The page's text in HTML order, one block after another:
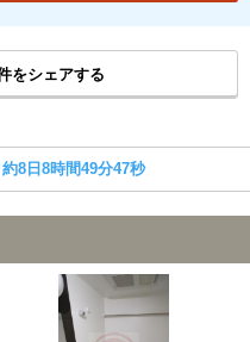
をシェアする
8日8時間49分47秒